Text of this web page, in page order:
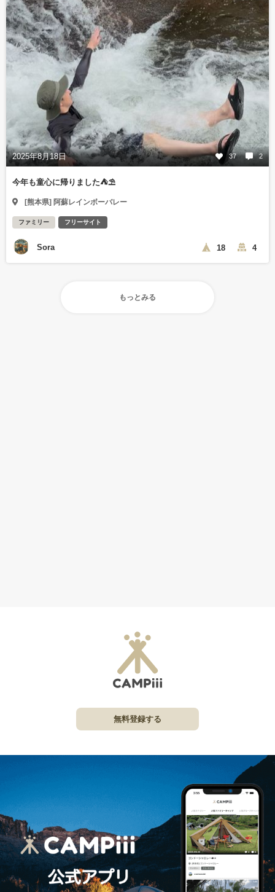
2025年8月18日 37 2
今年も童心に帰りました⛺️⛱️
[熊本県] 阿蘇レインボーバレー
ファミリー フリーサイト
Sora 18 4
もっとみる
無料登録する